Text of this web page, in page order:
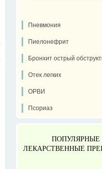
Пневмония
Пиелонефрит
Бронхит острый
Отек легких
ОРВИ
Псориаз
ПОПУЛЯРНЫЕ
ЛЕКАРСТВЕННЫЕ